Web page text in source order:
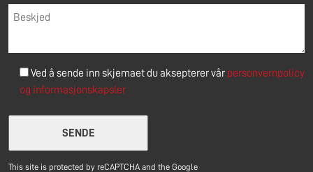
Ved å sende inn skjemaet du aksepterer vår personvernpolicy
og informasjonskapsler
This site is protected by reCAPTCHA and the Google